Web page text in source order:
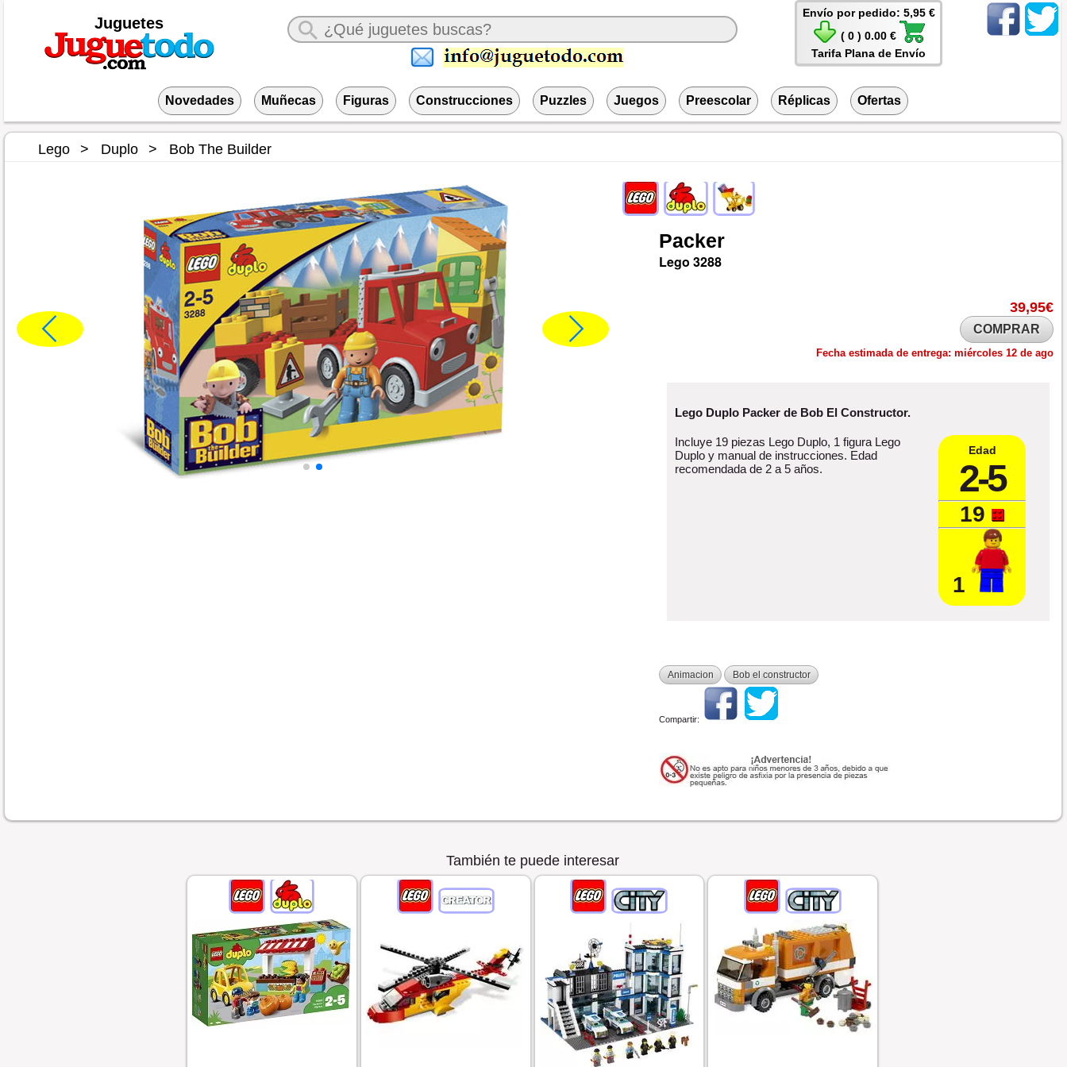
Juguetes
Envío por pedido: 5,95 €
( 0 ) 0.00 €
Tarifa Plana de Envío
Novedades Muñecas Figuras Construcciones Puzzles Juegos Preescolar Réplicas Ofertas
Lego Duplo Bob The Builder
Packer
Lego 3288
39,95€
COMPRAR
Fecha estimada de entrega: miércoles 12 de ago
Lego Duplo Packer de Bob El Constructor.
Edad
2-5
19
1
Incluye 19 piezas Lego Duplo, 1 figura Lego
Duplo y manual de instrucciones. Edad
recomendada de 2 a 5 años.
Animacion Bob el constructor
Compartir:
También te puede interesar